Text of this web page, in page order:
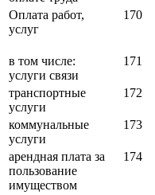
Оплата работ,
услуг
170
в том числе:
услуги связи
171
транспортные
услуги
172
коммунальные
услуги
173
арендная плата за
пользование
имуществом
174